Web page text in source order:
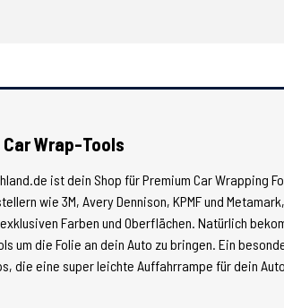
Wrap-Tools
ist dein Shop für Premium Car Wrapping
wie 3M, Avery Dennison, KPMF und
Farben und Oberflächen. Natürlich
um die Folie an dein Auto zu bringen. Ein
die eine super leichte Auffahrrampe für dein